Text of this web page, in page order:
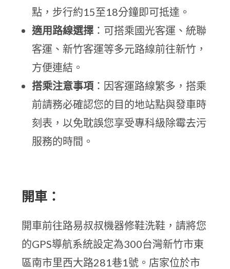
點，步行約15至18分鐘即可抵達。
適用路線選擇 ：可搭乘國光客運、統聯
客運、新竹客運等多元路線前往新竹，
方便連結。
搭乘注意事項 ：因客運路線繁多，搭乘
前請務必確認您的目的地站點與發車時
刻表，以免耽誤您享受專科級除霉去污
服務的時間。
開車：
開車前往路易叔叔機器修鞋洗鞋，請將您
的GPS導航系統設定為300台灣新竹市東
區南市里西大路281巷1號。店家位於市